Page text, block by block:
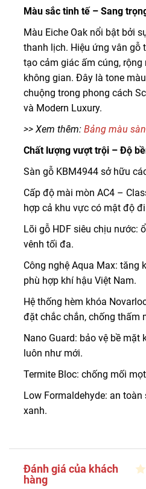
Màu sắc tinh tế – Sang
Màu Eiche Oak nổi bật bởi
thanh lịch. Hiệu ứng vân gỗ
tạo cảm giác ấm cúng, rộng
không gian. Đây là tone
chuộng trong phong cách
và Modern Luxury.
>> Xem thêm: Bảng màu
Chất lượng vượt trội – Độ
Sàn gỗ KBM4944 sở hữu
Cấp độ mài mòn AC4 –
hợp cả khu vực có mật độ
Lõi gỗ HDF siêu chịu nước:
vênh tối đa.
Công nghệ Aqua Max: tăng
phù hợp khí hậu Việt Nam.
Hệ thống hèm khóa
đặt chắc chắn, chống thấm
Nano Guard: bảo vệ bề mặt
luôn như mới.
Termite Bloc: chống mối
Low Formaldehyde: an
xanh.
Đánh giá của khách
hàng